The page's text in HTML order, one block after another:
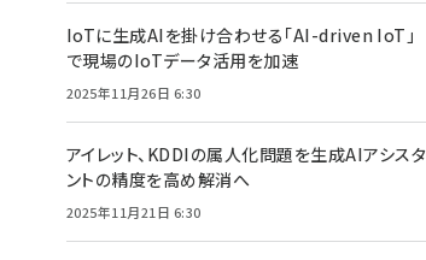
IoTに生成AIを掛け合わせる「AI-driven IoT」
で現場のIoTデータ活用を加速
2025年11月26日 6:30
アイレット、KDDIの属人化問題を生成AIアシスタ
ントの精度を高め解消へ
2025年11月21日 6:30